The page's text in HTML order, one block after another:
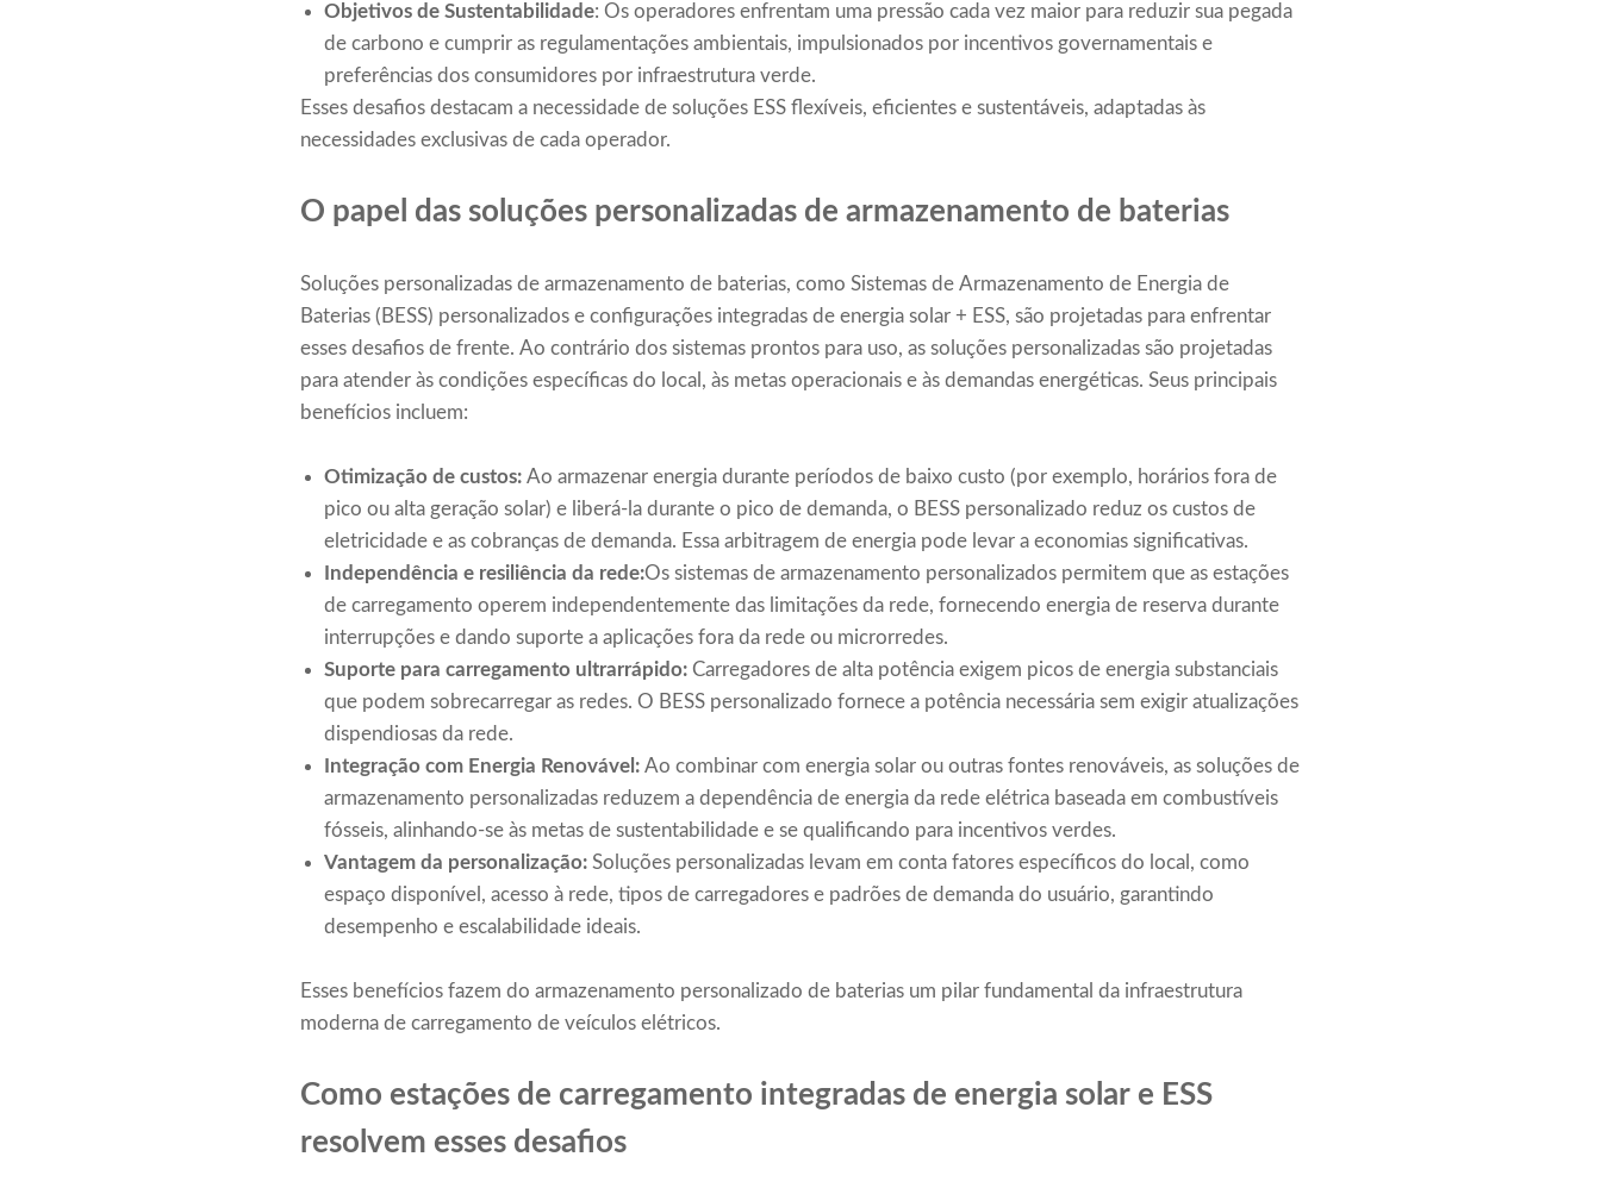
Objetivos de Sustentabilidade: Os operadores enfrentam uma pressão cada vez maior para reduzir sua pegada
de carbono e cumprir as regulamentações ambientais, impulsionados por incentivos governamentais e
preferências dos consumidores por infraestrutura verde.
Esses desafios destacam a necessidade de soluções ESS flexíveis, eficientes e sustentáveis, adaptadas às
necessidades exclusivas de cada operador.
O papel das soluções personalizadas de armazenamento de baterias
Soluções personalizadas de armazenamento de baterias, como Sistemas de Armazenamento de Energia de
Baterias (BESS) personalizados e configurações integradas de energia solar + ESS, são projetadas para enfrentar
esses desafios de frente. Ao contrário dos sistemas prontos para uso, as soluções personalizadas são projetadas
para atender às condições específicas do local, às metas operacionais e às demandas energéticas. Seus principais
benefícios incluem:
Otimização de custos: Ao armazenar energia durante períodos de baixo custo (por exemplo, horários fora de
pico ou alta geração solar) e liberá-la durante o pico de demanda, o BESS personalizado reduz os custos de
eletricidade e as cobranças de demanda. Essa arbitragem de energia pode levar a economias significativas.
Independência e resiliência da rede:Os sistemas de armazenamento personalizados permitem que as estações
de carregamento operem independentemente das limitações da rede, fornecendo energia de reserva durante
interrupções e dando suporte a aplicações fora da rede ou microrredes.
Suporte para carregamento ultrarrápido: Carregadores de alta potência exigem picos de energia substanciais
que podem sobrecarregar as redes. O BESS personalizado fornece a potência necessária sem exigir atualizações
dispendiosas da rede.
Integração com Energia Renovável: Ao combinar com energia solar ou outras fontes renováveis, as soluções de
armazenamento personalizadas reduzem a dependência de energia da rede elétrica baseada em combustíveis
fósseis, alinhando-se às metas de sustentabilidade e se qualificando para incentivos verdes.
Vantagem da personalização: Soluções personalizadas levam em conta fatores específicos do local, como
espaço disponível, acesso à rede, tipos de carregadores e padrões de demanda do usuário, garantindo
desempenho e escalabilidade ideais.
Esses benefícios fazem do armazenamento personalizado de baterias um pilar fundamental da infraestrutura
moderna de carregamento de veículos elétricos.
Como estações de carregamento integradas de energia solar e ESS
resolvem esses desafios